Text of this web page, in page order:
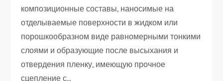
композиционные составы, наносимые на
отделываемые поверхности в жидком или
порошкообразном виде равномерными тонкими
слоями и образующие после высыхания и
отвердения пленку, имеющую прочное
сцепление с…